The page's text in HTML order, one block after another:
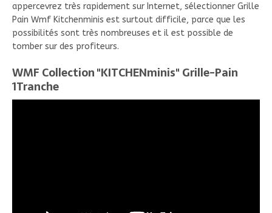
appercevrez très rapidement sur Internet, sélectionner Grille
Pain Wmf Kitchenminis est surtout difficile, parce que les
possibilités sont très nombreuses et il est possible de
tomber sur des profiteurs.
WMF Collection "KITCHENminis" Grille-Pain
1Tranche